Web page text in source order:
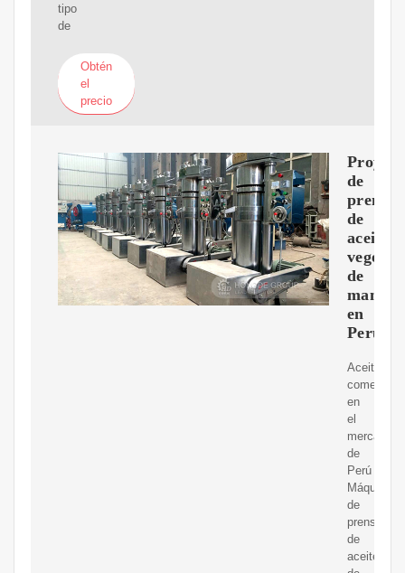
tipo
de
Obtén
el
precio
de
prensa
de
aceite
vegetal
de
maní
en
Perú
Aceite
comestible
en
el
mercado
de
Perú
Máquina
de
prensado
de
aceite